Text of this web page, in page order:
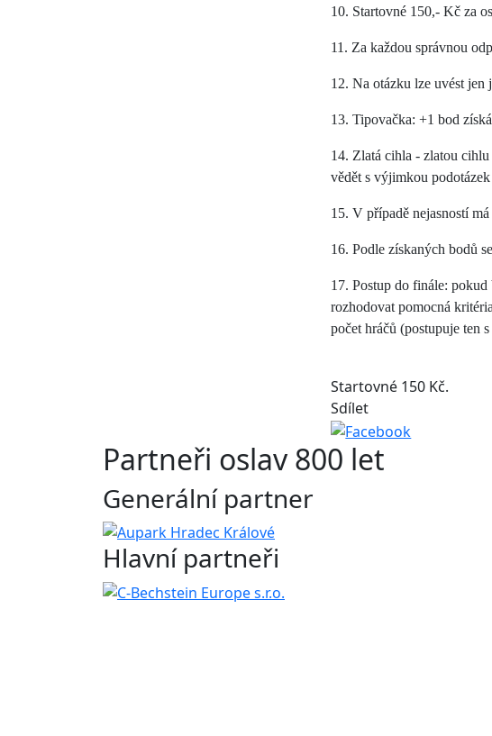
10. Startovné 150,- Kč za
11. Za každou správnou
12. Na otázku lze uvést jen
13. Tipovačka: +1 bod
14. Zlatá cihla - zlatou
vědět s výjimkou
15. V případě nejasností
16. Podle získaných bodů
17. Postup do finále:
rozhodovat pomocná
počet hráčů (postupuje ten
Startovné 150 Kč.
Sdílet
Partneři oslav 800 let
Generální partner
Hlavní partneři